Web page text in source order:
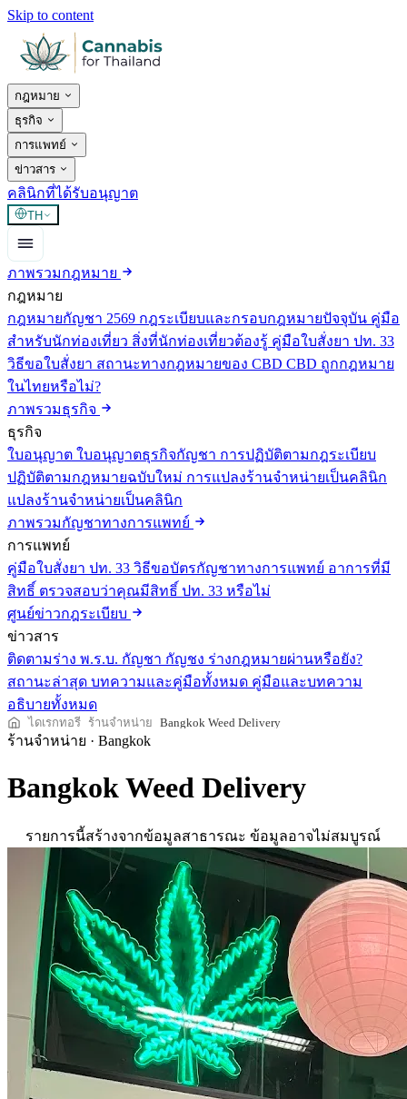
Skip to content
กฎหมาย
ธุรกิจ
การแพทย์
ข่าวสาร
คลินิกที่ได้รับอนุญาต
TH
ภาพรวมกฎหมาย
กฎหมาย
กฎหมายกัญชา 2569 กฎระเบียบและกรอบกฎหมายปัจจุบัน คู่มือ
สำหรับนักท่องเที่ยว สิ่งที่นักท่องเที่ยวต้องรู้ คู่มือใบสั่งยา ปท. 33
วิธีขอใบสั่งยา สถานะทางกฎหมายของ CBD CBD ถูกกฎหมาย
ในไทยหรือไม่?
ภาพรวมธุรกิจ
ธุรกิจ
ใบอนุญาต ใบอนุญาตธุรกิจกัญชา การปฏิบัติตามกฎระเบียบ
ปฏิบัติตามกฎหมายฉบับใหม่ การแปลงร้านจำหน่ายเป็นคลินิก
แปลงร้านจำหน่ายเป็นคลินิก
ภาพรวมกัญชาทางการแพทย์
การแพทย์
คู่มือใบสั่งยา ปท. 33 วิธีขอบัตรกัญชาทางการแพทย์ อาการที่มี
สิทธิ์ ตรวจสอบว่าคุณมีสิทธิ์ ปท. 33 หรือไม่
ศูนย์ข่าวกฎระเบียบ
ข่าวสาร
ติดตามร่าง พ.ร.บ. กัญชา กัญชง ร่างกฎหมายผ่านหรือยัง?
สถานะล่าสุด บทความและคู่มือทั้งหมด คู่มือและบทความ
อธิบายทั้งหมด
ไดเรกทอรี ร้านจำหน่าย Bangkok Weed Delivery
ร้านจำหน่าย · Bangkok
Bangkok Weed Delivery
รายการนี้สร้างจากข้อมูลสาธารณะ ข้อมูลอาจไม่สมบูรณ์